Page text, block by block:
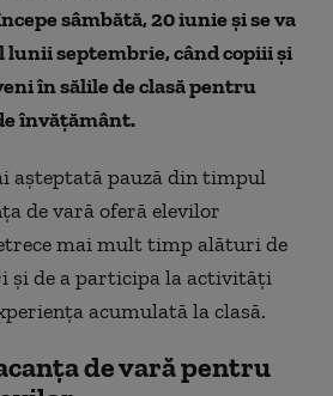
sâmbătă, 20 iunie și se va
septembrie, când copiii și
în sălile de clasă pentru
învățământ.
așteptată pauză din timpul
de vară oferă elevilor
mai mult timp alături de
și de a participa la activități
acumulată la clasă.
de vară pentru